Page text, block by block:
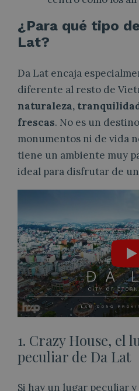
¿Para qué tipo
Lat?
Da Lat encaja
diferente al resto de
naturaleza,
frescas. No es un
monumentos ni de vida
tiene un ambiente muy
ideal para disfrutar de
1. Crazy House, el
peculiar de Da Lat
Si hay un lugar peculiar